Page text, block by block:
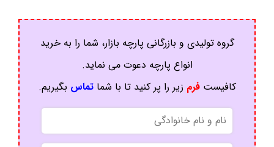
گروه تولیدی و بازرگانی پارچه بازار، شما را به خرید
انواع پارچه دعوت می نماید.
کافیستفرم زیر را پر کنید تا با شماتماس بگیریم.